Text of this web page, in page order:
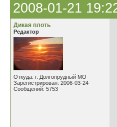
2008-01-21
Дикая плоть
Редактор
Откуда: г. Долгопрудный МО
Зарегистрирован: 2006-03-24
Сообщений: 5753